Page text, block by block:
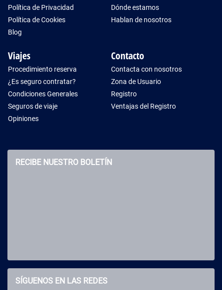
Política de Privacidad
Política de Cookies
Blog
Dónde estamos
Hablan de nosotros
Viajes
Procedimiento reserva
¿Es seguro contratar?
Condiciones Generales
Seguros de viaje
Opiniones
Contacto
Contacta con nosotros
Zona de Usuario
Registro
Ventajas del Registro
RECIBE NUESTRO BOLETÍN
SÍGUENOS EN LAS REDES